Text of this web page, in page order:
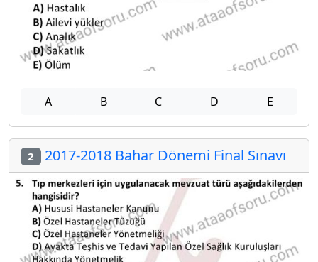
A B C D E
2 2017-2018 Bahar Dönemi Final Sınavı